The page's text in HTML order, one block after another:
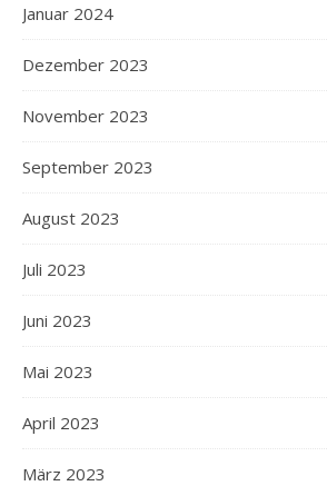
Januar 2024
Dezember 2023
November 2023
September 2023
August 2023
Juli 2023
Juni 2023
Mai 2023
April 2023
März 2023